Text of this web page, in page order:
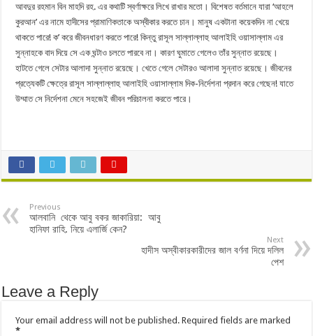
আবদুর রহমান বিন মাহদি রহ. এর কথাটি স্বর্ণাক্ষরে লিখে রাখার মতো। বিশেষত বর্তমানে যারা ‘আহলে
কুরআন’ এর নামে হাদীসের প্রামাণিকতাকে অস্বীকার করতে চান। মানুষ একটানা কয়েকদিন না খেয়ে
থাকতে পারে! ক’ করে জীবনধারণ করতে পারে! কিন্তু রাসূল সাল্লাল্লাহু আলাইহি ওয়াসাল্লাম এর
সুন্নাহকে বাদ দিয়ে সে এক ঘন্টাও চলতে পারবে না। কারণ ঘুমাতে গেলেও তাঁর সুন্নাত রয়েছে।
হাটতে গেলে সেটার আলাদা সুন্নাত রয়েছে। খেতে গেলে সেটারও আলাদা সুন্নাত রয়েছে। জীবনের
প্রত্যেকটি ক্ষেত্রে রাসূল সাল্লাল্লাহু আলাইহি ওয়াসাল্লাম দিক-নির্দেশনা প্রদান করে গেছেন! যাতে
উম্মাত সে নির্দেশনা মেনে সহজেই জীবন পরিচালনা করতে পারে।
Previous
আলবানি থেকে আবু বকর জাকারিয়া: আবু
হানিফা রাহি. নিয়ে এলার্জি কেন?
Next
হাদীস অস্বীকারকারীদের জাল বর্ণনা দিয়ে দলিল
পেশ
Leave a Reply
Your email address will not be published. Required fields are marked
*